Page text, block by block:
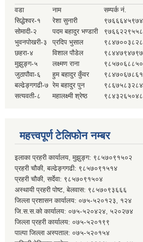
वडा नाम
सम्पर्क नं.
सिद्धेश्वर-१
रेशा सुनारी
९७६६६४५९७४
सोमादी-२
पदम बहादुर भण्डारी
९७६६२२९५५८
भुवनपोखरी-३
प्रदिप भुसाल
९८४७००३८२८
छहरा-४
विशाल पौडेल
९८४४७९४७९७
मुझुङ्ग-५
लक्ष्मण राना
९८५७०६८८५०
जुठापौवा-६
हुम बहादुर कुँवर
९८४७०६७८६१
बल्ढेङ्गगढी-७ रेम बहादुर पुन
९८६७५८३२८४
सत्यवती-८
महालक्ष्मी श्रेष्ठ ९८४३२६५०४८
महत्त्वपूर्ण टेलिफोन नम्बर
इलाका प्रहरी कार्यालय, मुझुङ्ग: ९८५७०९१५०२
प्रहरी चौकी, बल्ढेङ्गगढी: ९८५७०९१५१४
प्रहरी चौकी, सर्देवा: ९८५७०९१५०४
अस्थायी प्रहरी पोष्ट, बेलवास: ९८५७०९३६६६
जिल्ला प्रशासन कार्यालय: ०७५-५२०१२३, १२४
जि.स.स.को कार्यालय: ०७५-५२०४२४, ५२०२७४
जिल्ला प्रहरी कार्यालय: ०७५-५२०१९९
पाल्पा जिल्ला अस्पताल: ०७५-५२०१५४